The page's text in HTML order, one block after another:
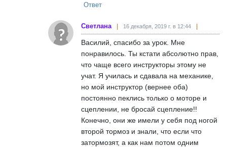
Ответ
Светлана 16 декабря, 2019 г. в 12:44
Василий, спасибо за урок. Мне
понравилось. Ты кстати абсолютно прав,
что чаще всего инструкторы этому не
учат. Я училась и сдавала на механике,
но мой инструктор (вернее оба)
постоянно пеклись только о моторе и
сцеплении, не бросай сцепление!!
Конечно, они же имели у себя под ногой
второй тормоз и знали, что если что
затормозят, а как нам потом одним